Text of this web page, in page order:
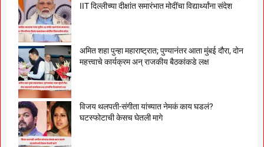
IIT दिल्लीच्या दीक्षांत समारंभात मोदींचा विद्यार्थ्यांना संदेश
अमित शहा पुन्हा महाराष्ट्रात; पुण्यानंतर आता मुंबई दौरा, दोन
महत्त्वाचे कार्यक्रम अन् राजकीय बैठकांकडे लक्ष
विजय थलपती-संगीता यांच्यात नेमकं काय घडलं?
घटस्फोटाची केसच घेतली मागे